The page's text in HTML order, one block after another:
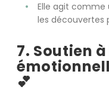
Elle agit comme
les découvertes
7. Soutien
💕